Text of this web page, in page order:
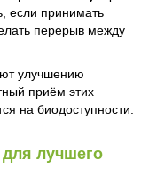
если принимать
перерыв между
улучшению
приём этих
на биодоступности.
лучшего